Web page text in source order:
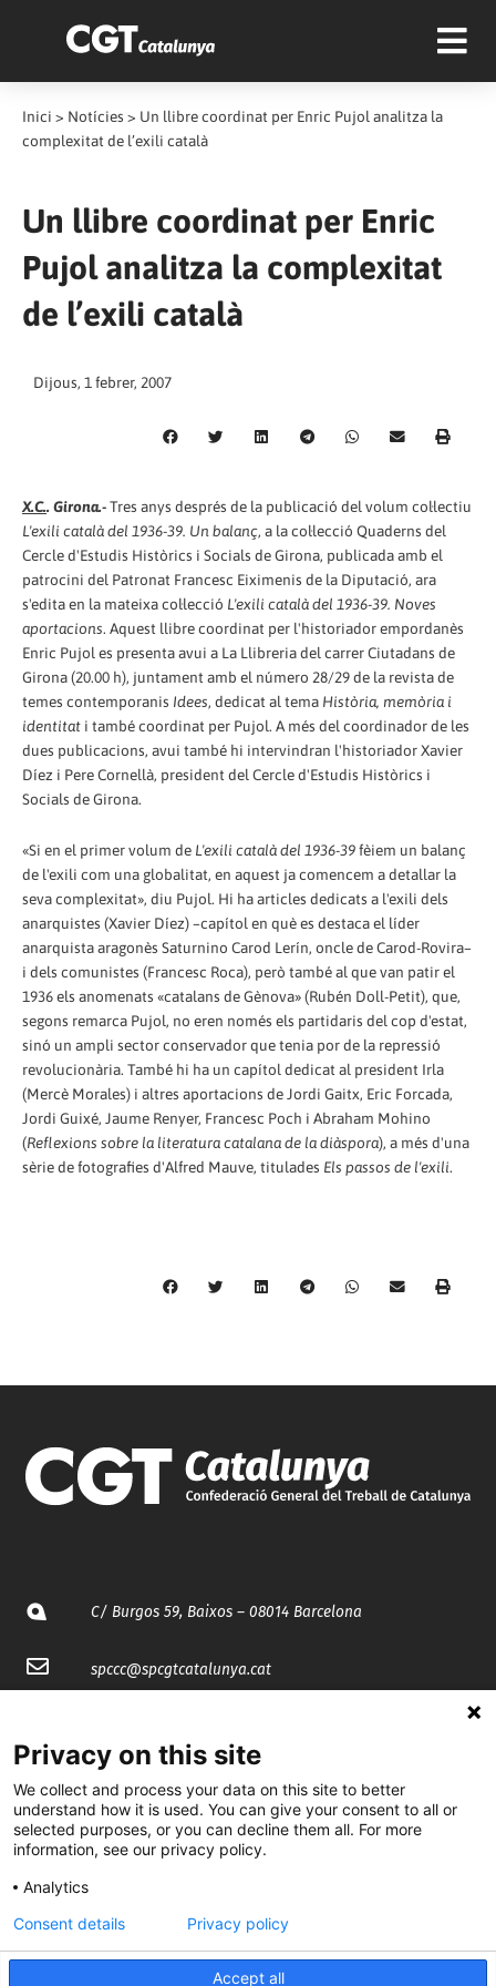
Inici > Notícies > Un llibre coordinat per Enric Pujol analitza la
complexitat de l’exili català
Un llibre coordinat per Enric
Pujol analitza la complexitat
de l’exili català
Dijous, 1 febrer, 2007
X.C.. Girona.-Tres anys després de la publicació del volum col·lectiu
L'exili català del 1936-39. Un balanç, a la col·lecció Quaderns del
Cercle d'Estudis Històrics i Socials de Girona, publicada amb el
patrocini del Patronat Francesc Eiximenis de la Diputació, ara
s'edita en la mateixa col·lecció L'exili català del 1936-39. Noves
aportacions. Aquest llibre coordinat per l'historiador empordanès
Enric Pujol es presenta avui a La Llibreria del carrer Ciutadans de
Girona (20.00 h), juntament amb el número 28/29 de la revista de
temes contemporanis Idees, dedicat al tema Història, memòria i
identitat i també coordinat per Pujol. A més del coordinador de les
dues publicacions, avui també hi intervindran l'historiador Xavier
Díez i Pere Cornellà, president del Cercle d'Estudis Històrics i
Socials de Girona.
«Si en el primer volum de L'exili català del 1936-39fèiem un balanç
de l'exili com una globalitat, en aquest ja comencem a detallar la
seva complexitat», diu Pujol. Hi ha articles dedicats a l'exili dels
anarquistes (Xavier Díez) –capítol en què es destaca el líder
anarquista aragonès Saturnino Carod Lerín, oncle de Carod-Rovira–
i dels comunistes (Francesc Roca), però també al que van patir el
1936 els anomenats «catalans de Gènova» (Rubén Doll-Petit), que,
segons remarca Pujol, no eren només els partidaris del cop d'estat,
sinó un ampli sector conservador que tenia por de la repressió
revolucionària. També hi ha un capítol dedicat al president Irla
(Mercè Morales) i altres aportacions de Jordi Gaitx, Eric Forcada,
Jordi Guixé, Jaume Renyer, Francesc Poch i Abraham Mohino
(Reflexions sobre la literatura catalana de la diàspora), a més d'una
sèrie de fotografies d'Alfred Mauve, titulades Els passos de l'exili.
C/ Burgos 59, Baixos – 08014 Barcelona
spccc@spcgtcatalunya.cat
@CGTCatalunya
cgtcatalunya
cgtcatalunya
Privacy on this site
We collect and process your data on this site to better
understand how it is used. You can give your consent to all or
selected purposes, or you can decline them all. For more
information, see our privacy policy.
Analytics
Accept all
Consent details Privacy policy